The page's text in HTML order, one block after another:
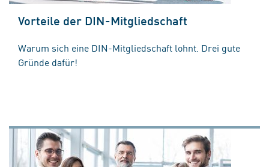
Vorteile der DIN-Mitgliedschaft
Warum sich eine DIN-Mitgliedschaft lohnt. Drei gute
Gründe dafür!